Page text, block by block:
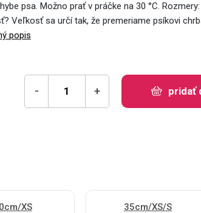
psa. Možno prať v práčke na 30 °C.
Veľkosť sa určí tak, že premeriame psíkovi
popis
- + pridať
XS
35cm/XS/S